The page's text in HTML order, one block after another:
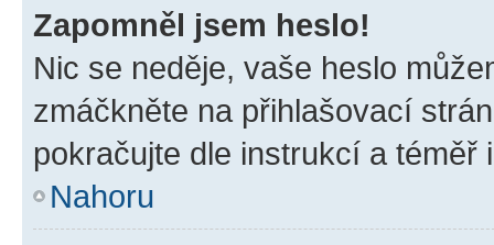
Zapomněl jsem heslo!
Nic se neděje, vaše heslo
zmáčkněte na přihlašovací
pokračujte dle instrukcí a téměř
Nahoru